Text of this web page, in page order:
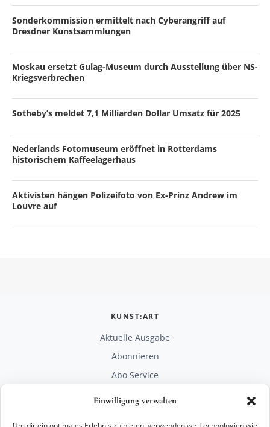
Einwilligung verwalten
Sonderkommission ermittelt nach Cyberangriff auf
Dresdner Kunstsammlungen
Moskau ersetzt Gulag-Museum durch Ausstellung über NS-
Kriegsverbrechen
Sotheby’s meldet 7,1 Milliarden Dollar Umsatz für 2025
Nederlands Fotomuseum eröffnet in Rotterdams
historischem Kaffeelagerhaus
Aktivisten hängen Polizeifoto von Ex-Prinz Andrew im
Louvre auf
KUNST:ART
Aktuelle Ausgabe
Abonnieren
Abo Service